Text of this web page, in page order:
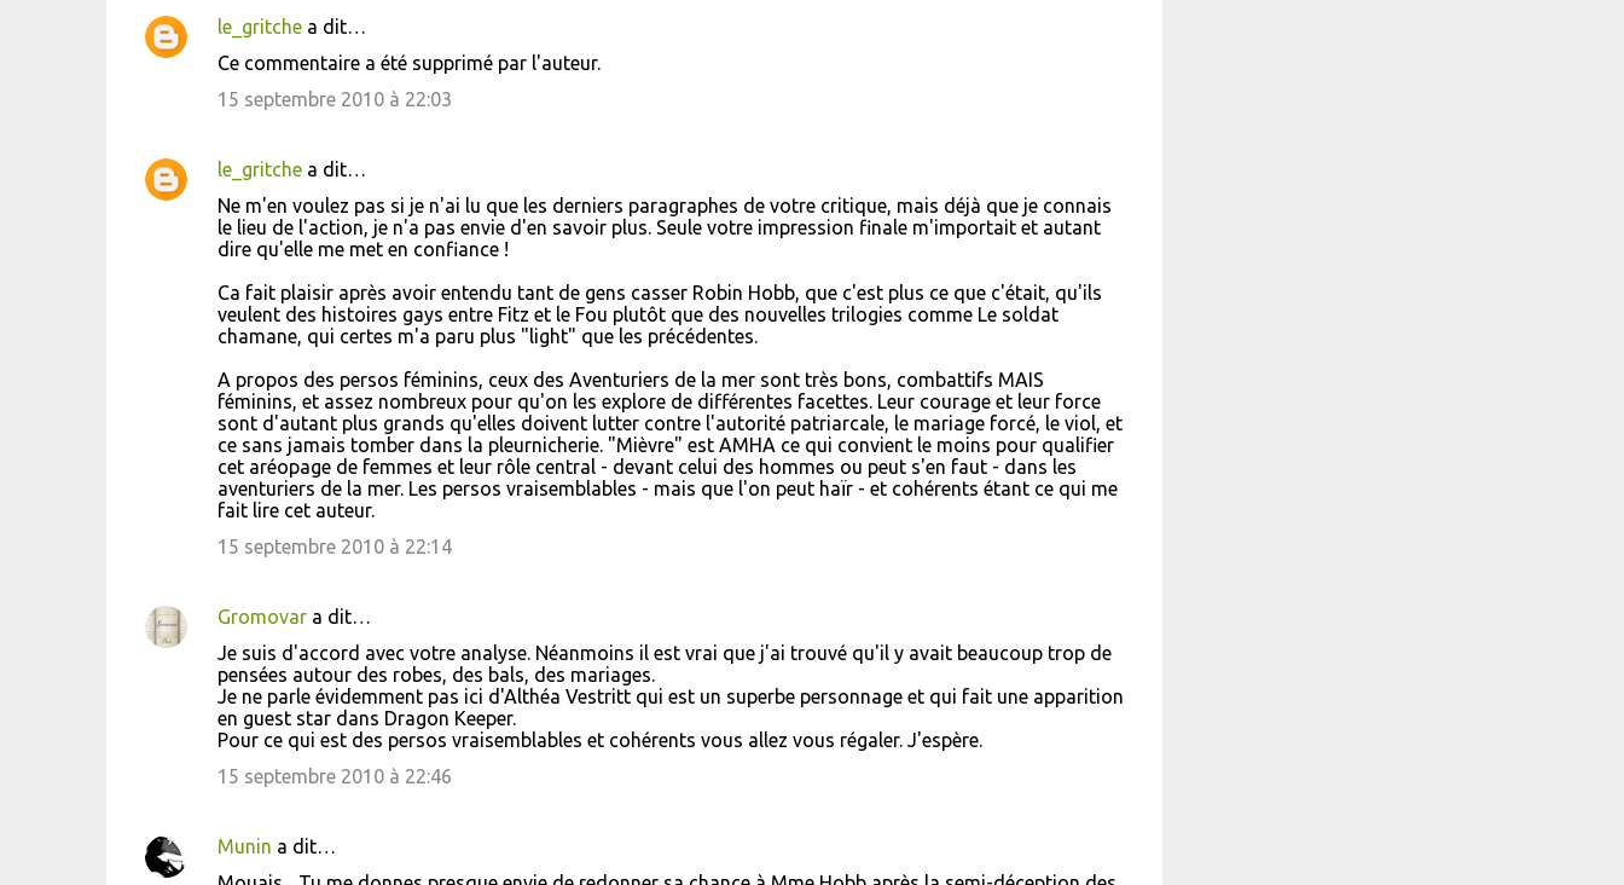
C
e
le_gritchea dit…
Ce commentaire a été supprimé par l'auteur.
15 septembre 2010 à 22:03
le_gritchea dit…
Ne m'en voulez pas si je n'ai lu que les derniers paragraphes de votre critique, mais déjà que je connais
le lieu de l'action, je n'a pas envie d'en savoir plus. Seule votre impression finale m'importait et autant
dire qu'elle me met en confiance !
Ca fait plaisir après avoir entendu tant de gens casser Robin Hobb, que c'est plus ce que c'était, qu'ils
veulent des histoires gays entre Fitz et le Fou plutôt que des nouvelles trilogies comme Le soldat
chamane, qui certes m'a paru plus "light" que les précédentes.
A propos des persos féminins, ceux des Aventuriers de la mer sont très bons, combattifs MAIS
féminins, et assez nombreux pour qu'on les explore de différentes facettes. Leur courage et leur force
sont d'autant plus grands qu'elles doivent lutter contre l'autorité patriarcale, le mariage forcé, le viol, et
ce sans jamais tomber dans la pleurnicherie. "Mièvre" est AMHA ce qui convient le moins pour qualifier
cet aréopage de femmes et leur rôle central - devant celui des hommes ou peut s'en faut - dans les
aventuriers de la mer. Les persos vraisemblables - mais que l'on peut haïr - et cohérents étant ce qui me
fait lire cet auteur.
15 septembre 2010 à 22:14
Gromovara dit…
Je suis d'accord avec votre analyse. Néanmoins il est vrai que j'ai trouvé qu'il y avait beaucoup trop de
pensées autour des robes, des bals, des mariages.
Je ne parle évidemment pas ici d'Althéa Vestritt qui est un superbe personnage et qui fait une apparition
en guest star dans Dragon Keeper.
Pour ce qui est des persos vraisemblables et cohérents vous allez vous régaler. J'espère.
15 septembre 2010 à 22:46
Munin a dit…